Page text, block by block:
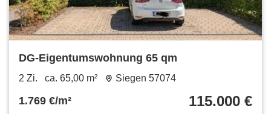
DG-Eigentumswohnung 65 qm
2 Zi. ca. 65,00 m² Siegen 57074
1.769 €/m² 115.000 €